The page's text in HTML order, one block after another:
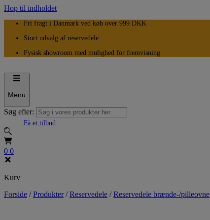
Hop til indholdet
Fri fragt i Danmark ved køb over 999 DKK
Stort udvalg af reservedele
Fysisk showroom med mulighed for fremvisning
Menu
Søg efter:
Få et tilbud
0 0
Kurv
Forside /Produkter/Reservedele /Reservedele brænde-/pilleovne